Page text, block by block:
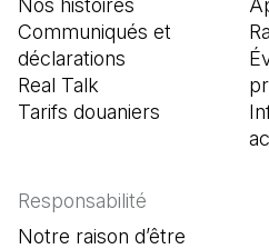
Nos histoires
Communiqués et
déclarations
Real Talk
Tarifs douaniers
Responsabilité
Notre raison d’être